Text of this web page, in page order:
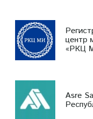
центр
«РКЦ
Asre